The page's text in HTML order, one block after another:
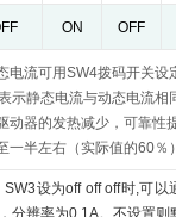
ON OFF
电流可用SW4拨码开关
示静态电流与动态电流相
动器的发热减少，可靠性
一半左右（实际值的60％
SW3设为off off off时,可以
，分辨率为0.1A。不设置则